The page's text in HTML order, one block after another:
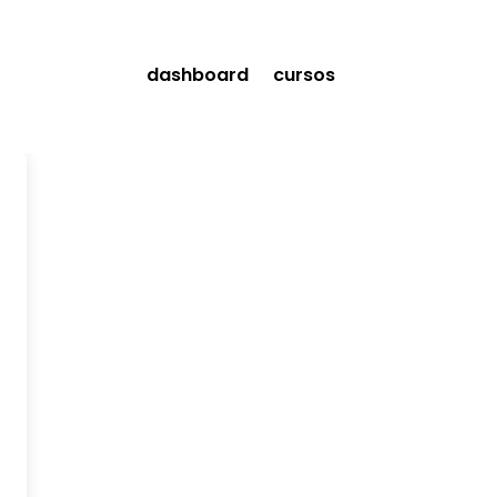
dashboard cursos